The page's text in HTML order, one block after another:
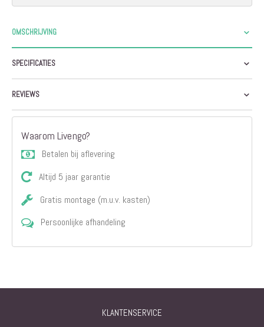
OMSCHRIJVING
SPECIFICATIES
REVIEWS
Waarom Livengo?
Betalen bij aflevering
Altijd 5 jaar garantie
Gratis montage (m.u.v. kasten)
Persoonlijke afhandeling
KLANTENSERVICE